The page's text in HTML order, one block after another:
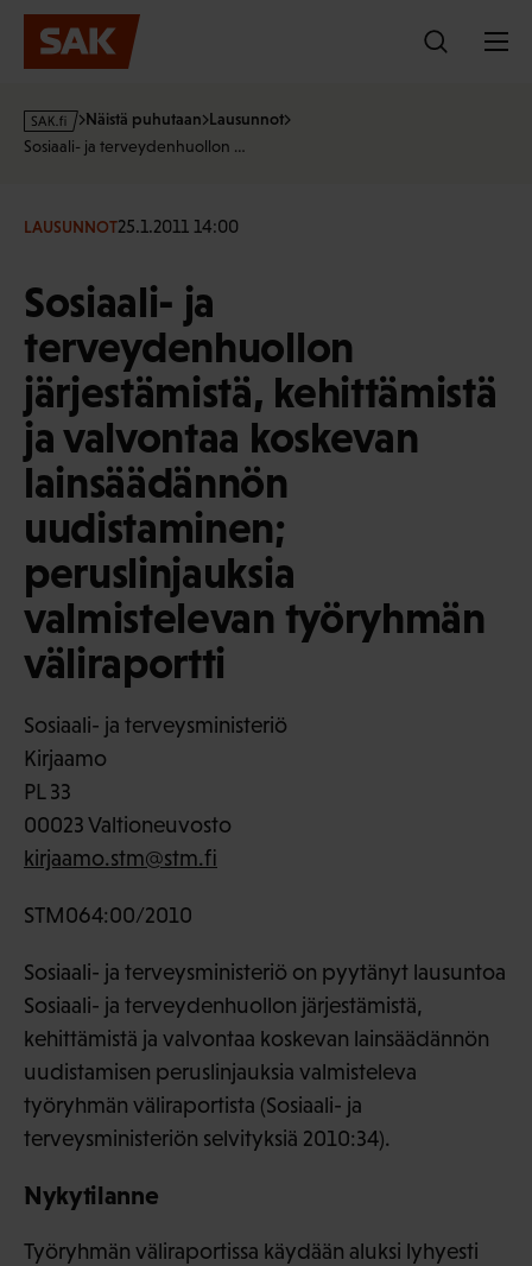
Hyppää
sisältöön
s
a
f
Näistä puhutaan Lausunnot
Sosiaali- ja terveydenhuollon …
LAUSUNNOT25.1.2011 14:00
Sosiaali- ja
terveydenhuollon
järjestämistä, kehittämistä
ja valvontaa koskevan
lainsäädännön
uudistaminen;
peruslinjauksia
valmistelevan työryhmän
väliraportti
Sosiaali- ja terveysministeriö
Kirjaamo
PL 33
00023 Valtioneuvosto
kirjaamo.stm@stm.fi
STM064:00/2010
Sosiaali- ja terveysministeriö on pyytänyt lausuntoa
Sosiaali- ja terveydenhuollon järjestämistä,
kehittämistä ja valvontaa koskevan lainsäädännön
uudistamisen peruslinjauksia valmisteleva
työryhmän väliraportista (Sosiaali- ja
terveysministeriön selvityksiä 2010:34).
Nykytilanne
Työryhmän väliraportissa käydään aluksi lyhyesti